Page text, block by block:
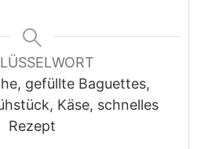
gefüllte Baguettes,
Käse, schnelles
Rezept